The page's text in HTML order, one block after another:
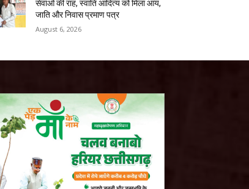
सेवाओं की राह, स्वाति आदित्य को मिला आय,
जाति और निवास प्रमाण पत्र
August 6, 2026